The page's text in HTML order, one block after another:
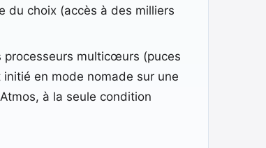
du choix (accès à des milliers
processeurs multicœurs (puces
en mode nomade sur une
à la seule condition